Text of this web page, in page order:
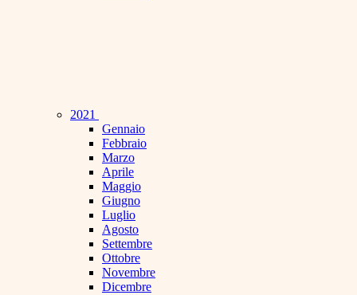
2021
Gennaio
Febbraio
Marzo
Aprile
Maggio
Giugno
Luglio
Agosto
Settembre
Ottobre
Novembre
Dicembre